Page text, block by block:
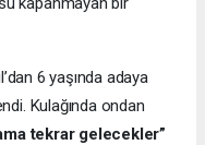
6 yaşında adaya
Kulağında ondan
tekrar gelecekler”